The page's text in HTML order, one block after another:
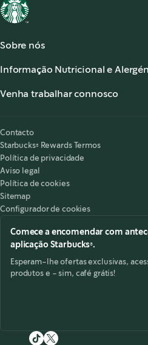
Sobre nós
Os nossos Cafés
Serviço de apoio ao cliente
Informação Nutricional e
Alergénicos,opens in a new tab
Venha trabalhar connosco
Contacto
Starbucks® Rewards Termos
Política de privacidade
Aviso legal
Política de cookies
Sitemap
Configurador de cookies
Comece a encomendar com
aplicação Starbucks®.
Esperam-lhe ofertas exclusivas,
produtos e - sim, café grátis!